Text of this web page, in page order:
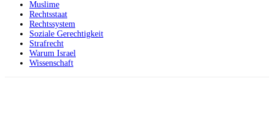
Muslime
Rechtsstaat
Rechtssystem
Soziale Gerechtigkeit
Strafrecht
Warum Israel
Wissenschaft